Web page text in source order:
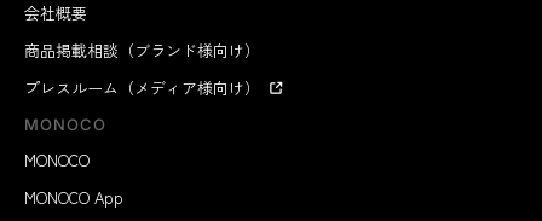
会社概要
商品掲載相談（ブランド様向け）
プレスルーム（メディア様向け）
MONOCO
MONOCO
MONOCO App